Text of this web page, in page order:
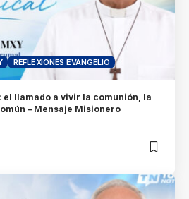
REFLEXIONES EVANGELIO
el llamado a vivir la comunión, la
– Mensaje Misionero